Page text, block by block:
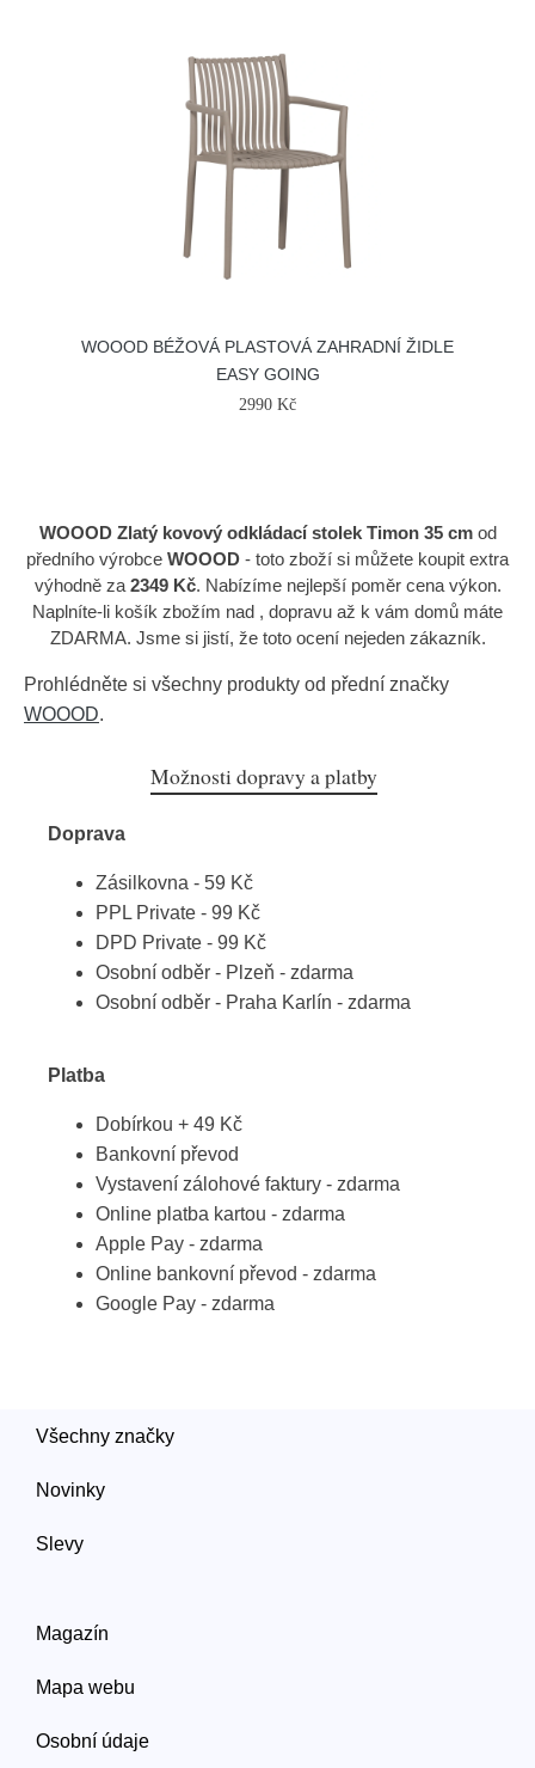
WOOOD BÉŽOVÁ PLASTOVÁ ZAHRADNÍ ŽIDLE
EASY GOING
2990 Kč
WOOOD Zlatý kovový odkládací stolek Timon 35 cmod
předního výrobce WOOOD - toto zboží si můžete koupit extra
výhodně za 2349 Kč. Nabízíme nejlepší poměr cena výkon.
Naplníte-li košík zbožím nad , dopravu až k vám domů máte
ZDARMA. Jsme si jistí, že toto ocení nejeden zákazník.
Prohlédněte si všechny produkty od přední značky
WOOOD.
Možnosti dopravy a platby
Doprava
Zásilkovna - 59 Kč
PPL Private - 99 Kč
DPD Private - 99 Kč
Osobní odběr - Plzeň - zdarma
Osobní odběr - Praha Karlín - zdarma
Platba
Dobírkou + 49 Kč
Bankovní převod
Vystavení zálohové faktury - zdarma
Online platba kartou - zdarma
Apple Pay - zdarma
Online bankovní převod - zdarma
Google Pay - zdarma
Všechny značky
Novinky
Slevy
Magazín
Mapa webu
Osobní údaje